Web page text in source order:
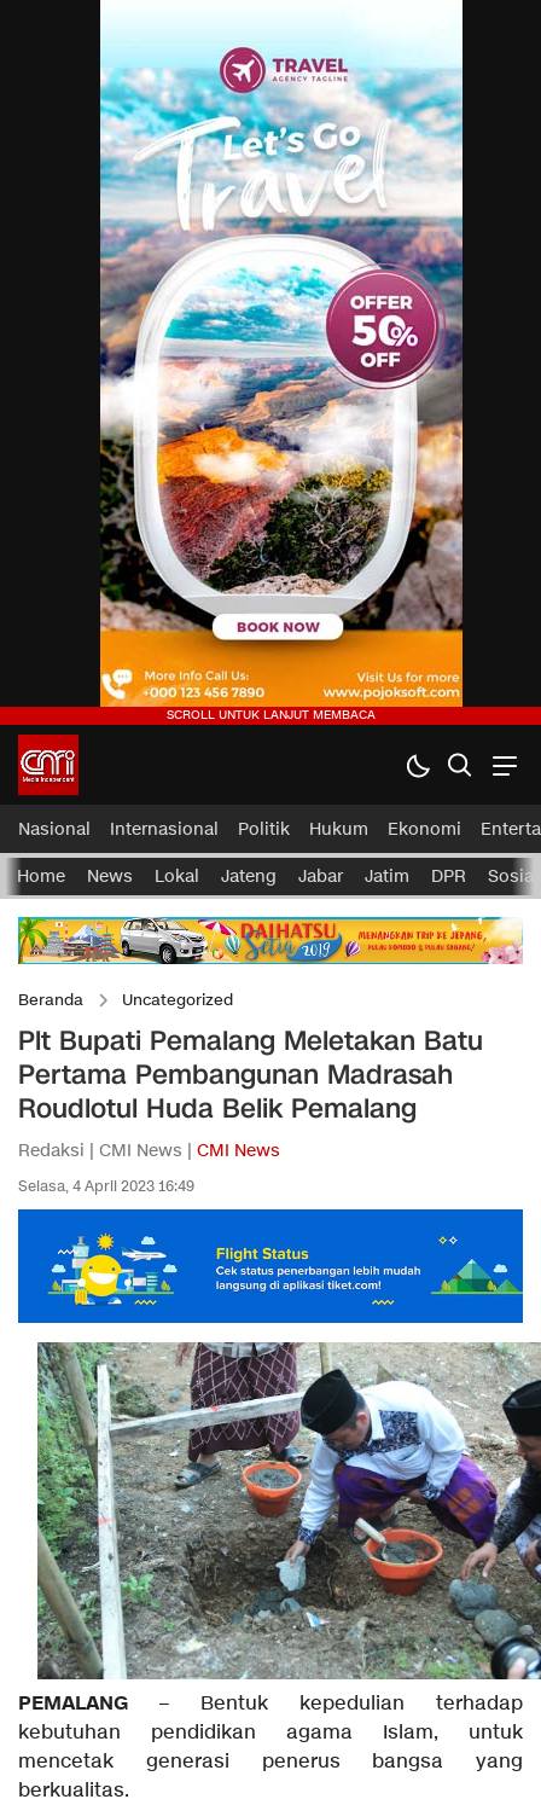
Nasional Internasional Politik Hukum Ekonomi
Home News Lokal Jateng Jabar Jatim DPR Sosial
Beranda Uncategorized
Plt Bupati Pemalang Meletakan Batu
Pertama Pembangunan Madrasah
Roudlotul Huda Belik Pemalang
Redaksi | CMI News | CMI News
Selasa, 4 April 2023 16:49
PEMALANG – Bentuk kepedulian terhadap
kebutuhan pendidikan agama Islam, untuk
mencetak generasi penerus bangsa yang
berkualitas.